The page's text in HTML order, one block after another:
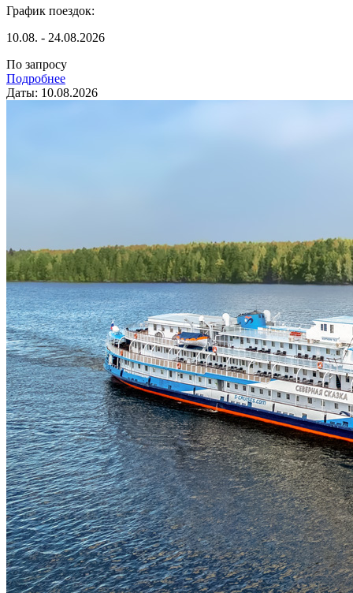
График поездок:
10.08. - 24.08.2026
По запросу
Подробнее
Даты: 10.08.2026